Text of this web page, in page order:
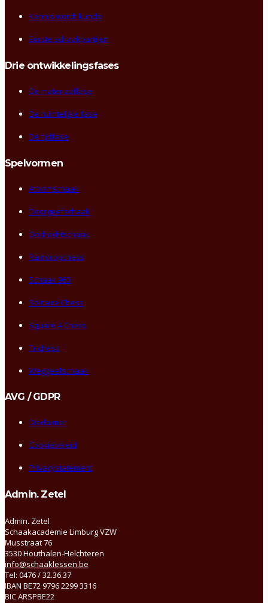
Kennis wordt kunde
Eerste schaakpartijen
Drie ontwikkelingsfases
De materiaalfase
De ruimtelijke fase
De tijdfase
Spelvormen
Atoomschaak
Doorgeefschaak
Opdrachtschaak
Raindropchess
Schaak 960
Solitaire Chess
Square 4 Chess
Trichess
Weggeefschaak
AVG / GDPR
Disclaimer
Cookiebeleid
Privacystatement
Admin. Zetel
Admin. Zetel
Schaakacademie Limburg VZW
Musstraat 76
3530 Houthalen-Helchteren
info@schaaklessen.be
Tel: 0476 / 32.36.37
IBAN BE72 9796 2299 3316
BIC ARSPBE22